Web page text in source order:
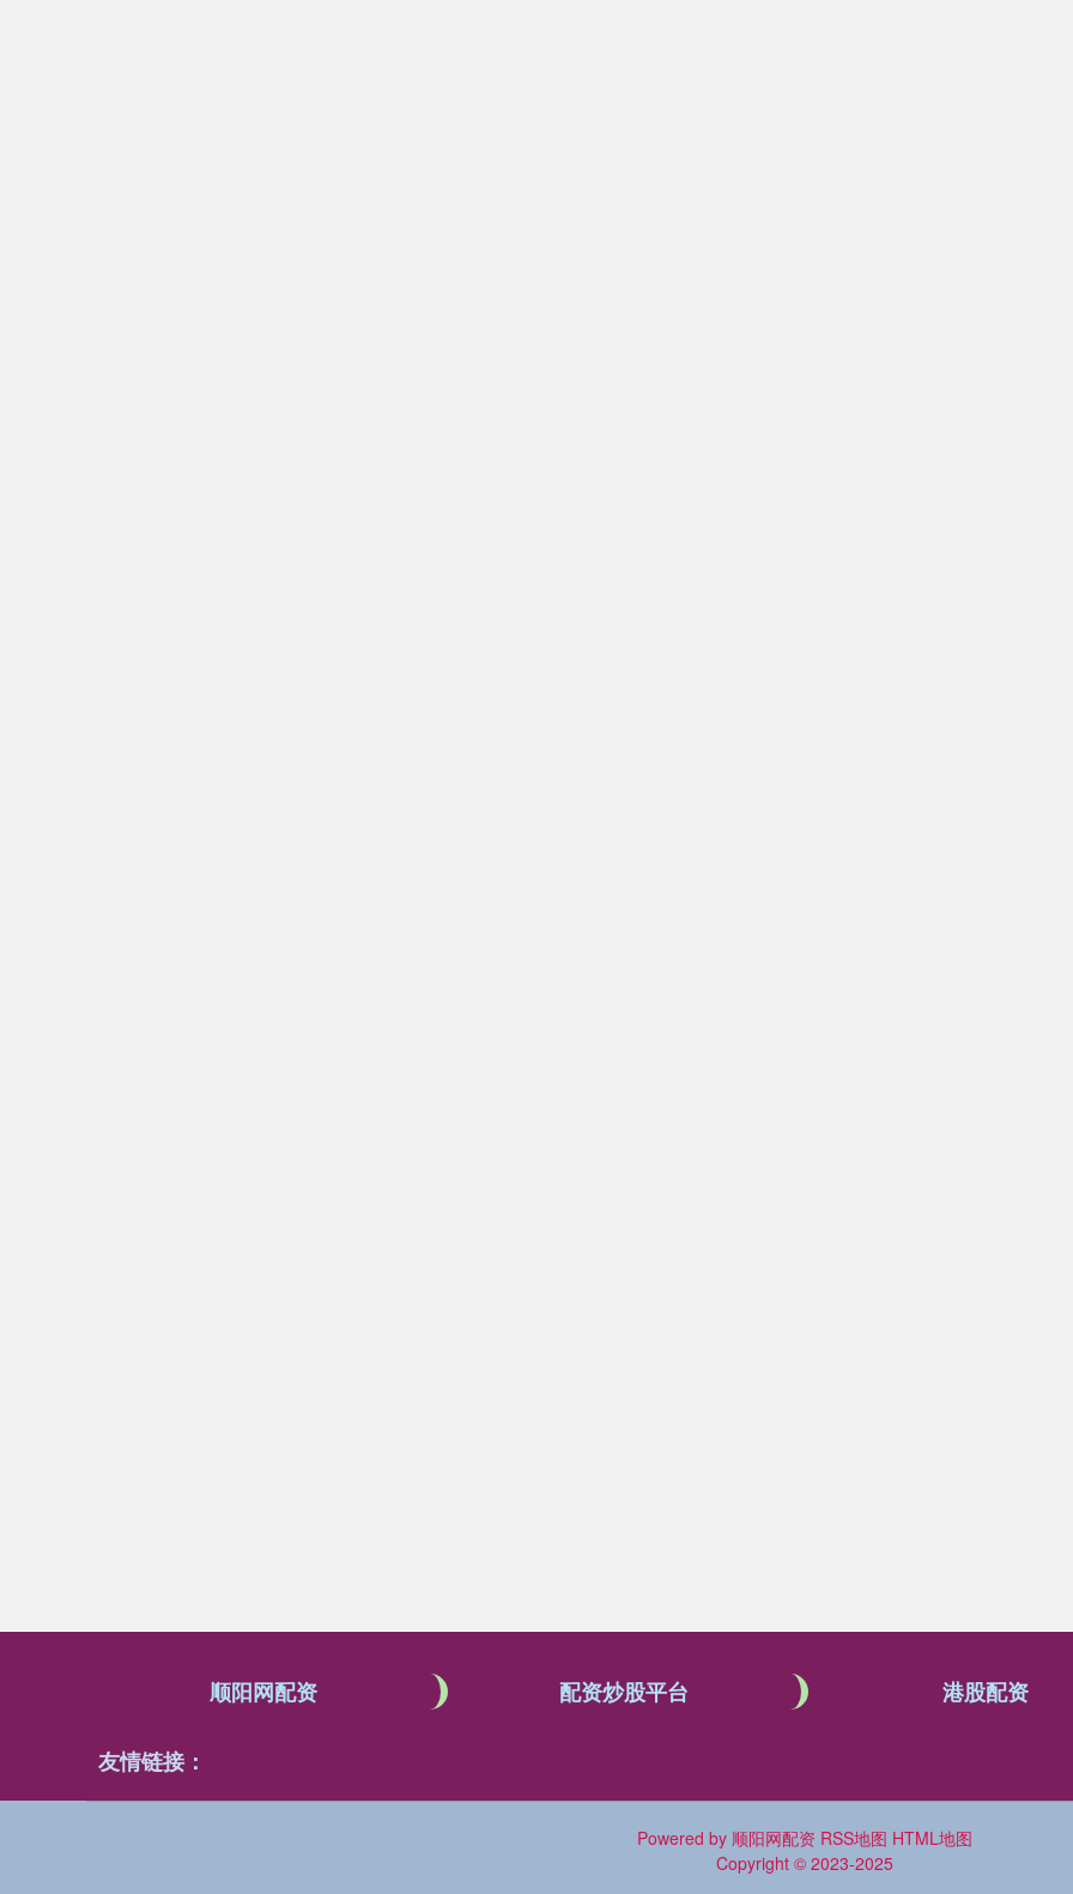
顺阳网配资 配资炒股平台 港股配资
友情链接：
Powered by 顺阳网配资 RSS地图 HTML地图
Copyright © 2023-2025